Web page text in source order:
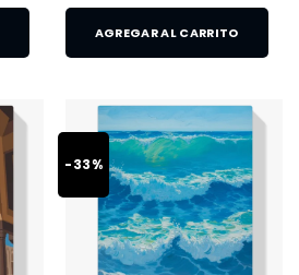
AGREGAR AL CARRITO
-33%